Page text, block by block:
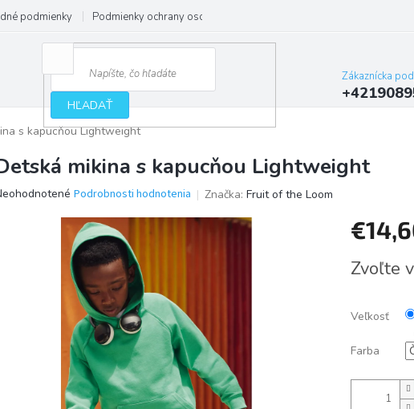
podmienky Podmienky ochrany osobných údajov
HĽADAŤ
Zákaznícka
s kapucňou Lightweight
mikina s kapucňou Lightweight
Podrobnosti hodnotenia Značka: Fruit of the Loom
cena:
Zvoľte
Veľkosť
Farba